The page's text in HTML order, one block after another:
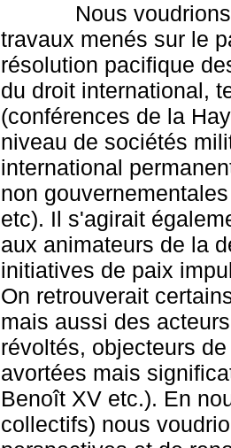
Nous voudrions
travaux menés sur le
résolution pacifique
du droit international,
(conférences de la
niveau de sociétés
international
non
etc). Il s'agirait
aux animateurs de la
initiatives de paix
On retrouverait
mais aussi des
révoltés, objecteurs
avortées mais
Benoît XV etc.). En
collectifs) nous